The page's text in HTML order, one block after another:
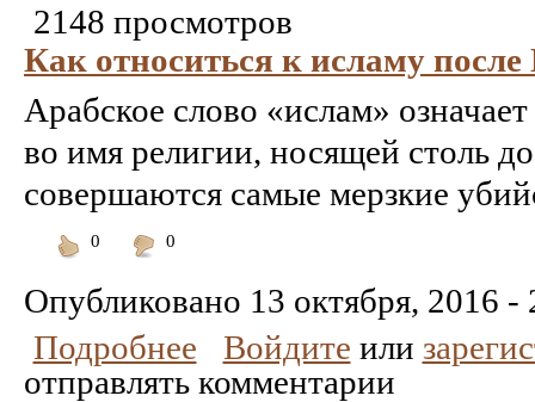
2148 просмотров
Как относиться к исламу после
Арабское слово «ислам»
во имя религии, носящей столь
совершаются самые мерзкие
0
0
Опубликовано 13 октября, 2016 -
Подробнее
Войдите или
отправлять комментарии